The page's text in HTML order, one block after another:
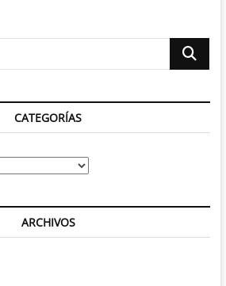
Buscar
CATEGORÍAS
ARCHIVOS